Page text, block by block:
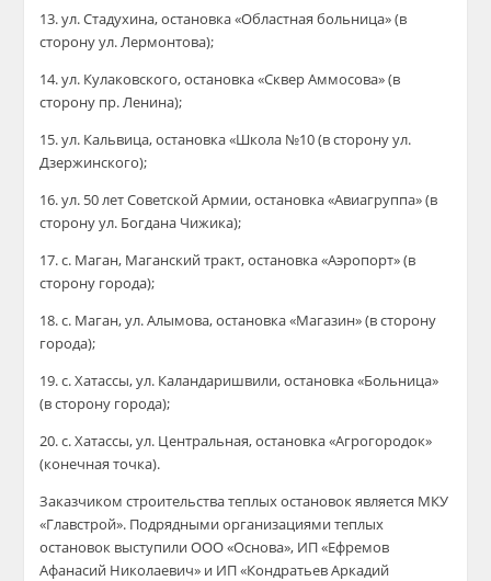
13. ул. Стадухина, остановка «Областная больница» (в
сторону ул. Лермонтова);
14. ул. Кулаковского, остановка «Сквер Аммосова» (в
сторону пр. Ленина);
15. ул. Кальвица, остановка «Школа №10 (в сторону ул.
Дзержинского);
16. ул. 50 лет Советской Армии, остановка «Авиагруппа» (в
сторону ул. Богдана Чижика);
17. с. Маган, Маганский тракт, остановка «Аэропорт» (в
сторону города);
18. с. Маган, ул. Алымова, остановка «Магазин» (в сторону
города);
19. с. Хатассы, ул. Каландаришвили, остановка «Больница»
(в сторону города);
20. с. Хатассы, ул. Центральная, остановка «Агрогородок»
(конечная точка).
Заказчиком строительства теплых остановок является МКУ
«Главстрой». Подрядными организациями теплых
остановок выступили ООО «Основа», ИП «Ефремов
Афанасий Николаевич» и ИП «Кондратьев Аркадий